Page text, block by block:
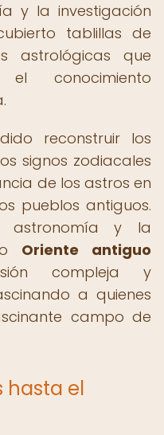
y la investigación
tablillas de
astrológicas que
conocimiento
reconstruir los
signos zodiacales
de los astros en
pueblos antiguos.
astronomía y la
Oriente antiguo
compleja y
a quienes
campo de
hasta el